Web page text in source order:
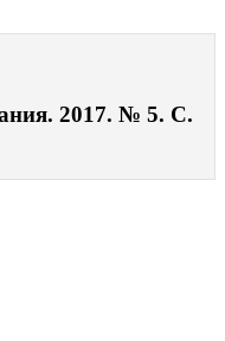
2017. № 5. С.